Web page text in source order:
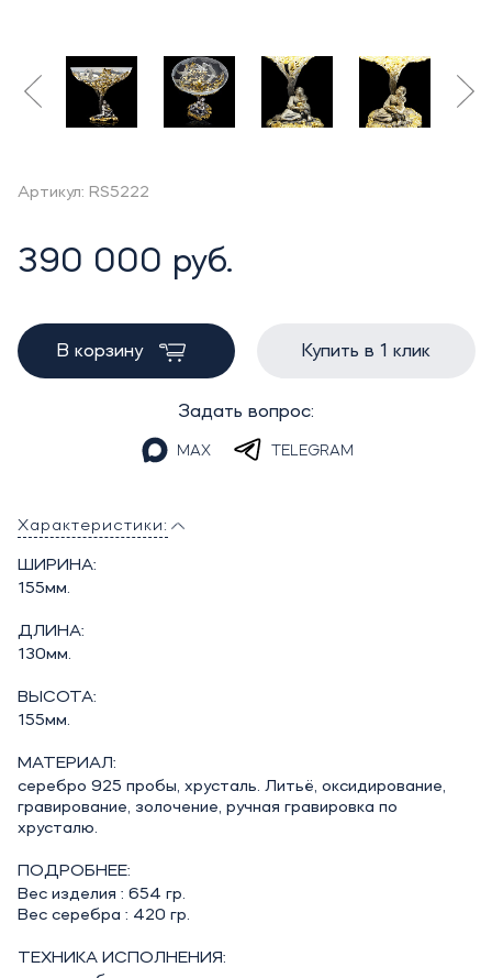
Артикул: RS5222
390 000 руб.
В корзину Купить в 1 клик
Задать вопрос:
MAX TELEGRAM
Характеристики:
ШИРИНА:
155мм.
ДЛИНА:
130мм.
ВЫСОТА:
155мм.
МАТЕРИАЛ:
серебро 925 пробы, хрусталь. Литьё, оксидирование,
гравирование, золочение, ручная гравировка по
хрусталю.
ПОДРОБНЕЕ:
Вес изделия : 654 гр.
Вес серебра : 420 гр.
ТЕХНИКА ИСПОЛНЕНИЯ: